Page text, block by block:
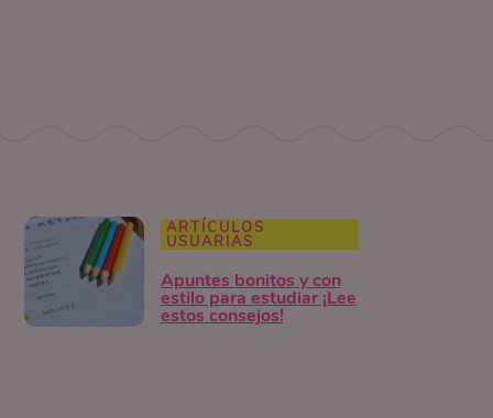
ARTÍCULOS
USUARIAS
Apuntes bonitos y con
estilo para estudiar ¡Lee
estos consejos!